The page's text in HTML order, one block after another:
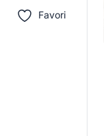
Favori